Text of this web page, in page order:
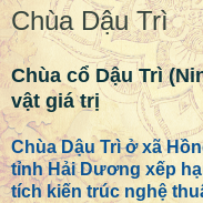
Chùa Dậu Trì
Chùa cổ Dậu Trì
vật giá trị
Chùa Dậu Trì ở xã
tỉnh Hải Dương xếp
tích kiến trúc nghệ